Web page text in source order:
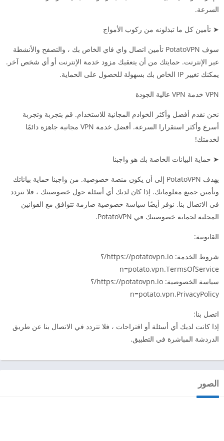
السرعة.
➤ تأمين كل ما تبذلونه من ركوب الأمواج
سوف PotatoVPN تأمين اتصال واي فاي الخاص بك ، والتصفح والأنشطة
عبر الإنترنت. حمايتك من أن يتعقبك مزود خدمة الإنترنت أو أي شخص آخر.
يمكنك تغيير IP الخاص بك بسهولة للحصول على الحماية.
VPN خدمة VPN عالية الجودة
نحن نقدم أفضل وأكثر الخوادم المجانية للاستخدام. قم بتجربة وتجربة
أسرع وأكثر استقرارا السرعة. أفضل خدمة VPN مجانية جاهزة دائمًا
لخدمتك!
➤ حماية البيانات الخاصة بك هو واجبنا
يهدف PotatoVPN إلى أن يكون منصة خصوصية. من واجبنا حماية بياناتك
وتأمين جميع معلوماتك. إذا كان لديك أي أسئلة حول خصوصيتك ، فلا تتردد
في الاتصال بنا. نوفر أيضًا سياسة خصوصية صارمة تتوافق مع القوانين
المحلية لحماية خصوصيتك في PotatoVPN.
القانونية:
شروط الخدمة: https://potatovpn.io/؟
n=potato.vpn.TermsOfService
سياسة الخصوصية: https://potatovpn.io/؟
n=potato.vpn.PrivacyPolicy
اتصل بنا:
إذا كانت لديك أي أسئلة أو اقتراحات ، فلا تتردد في الاتصال بنا عن طريق
الدردشة المباشرة في التطبيق.
الصور